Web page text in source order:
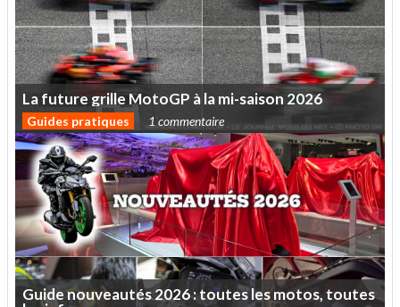
Lafuturegrille MotoGP àlami-saison 2026
Guides pratiques 1 commentaire
Guidenouveautés2026:touteslesmotos,toutes